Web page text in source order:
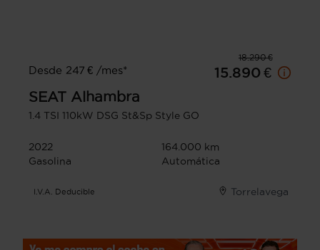
18.290 €
Desde 247 € /mes*
15.890 €
SEAT Alhambra
1.4 TSI 110kW DSG St&Sp Style GO
2022
164.000 km
Gasolina
Automática
I.V.A. Deducible Torrelavega